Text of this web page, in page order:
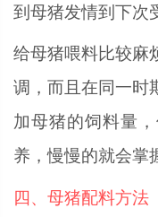
到母猪发情到下次
给母猪喂料比较麻
调，而且在同一时
加母猪的饲料量
养，慢慢的就会掌
四、母猪配料方法